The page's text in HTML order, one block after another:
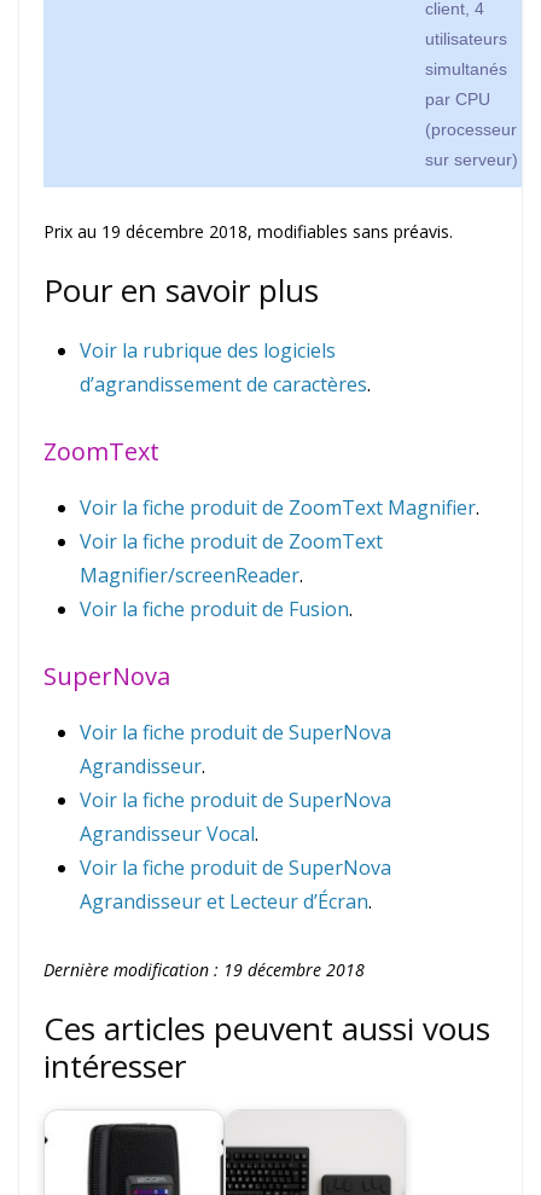
client, 4
utilisateurs
simultanés
par CPU
(processeur
sur serveur)
Prix au 19 décembre 2018, modifiables sans préavis.
Pour en savoir plus
Voir la rubrique des logiciels
d’agrandissement de caractères.
ZoomText
Voir la fiche produit de ZoomText Magnifier.
Voir la fiche produit de ZoomText
Magnifier/screenReader.
Voir la fiche produit de Fusion.
SuperNova
Voir la fiche produit de SuperNova
Agrandisseur.
Voir la fiche produit de SuperNova
Agrandisseur Vocal.
Voir la fiche produit de SuperNova
Agrandisseur et Lecteur d’Écran.
Dernière modification : 19 décembre 2018
Ces articles peuvent aussi vous
intéresser